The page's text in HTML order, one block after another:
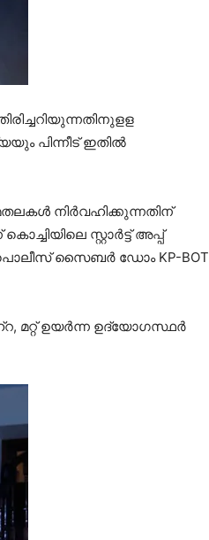
പിന്നീട് ഇതില്‍
നിര്‍വഹിക്കുന്നതിന്
സ്റ്റാര്‍ട്ട് അപ്പ്
സൈബര്‍ ഡോം KP-BOT
മറ്റ് ഉയര്‍ന്ന ഉദ്യോഗസ്ഥര്‍